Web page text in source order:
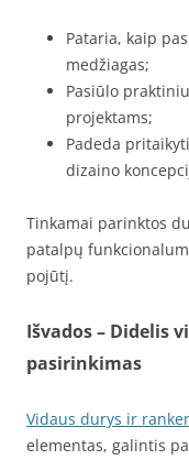
Pataria, kaip
medžiagas;
Pasiūlo
projektams;
Padeda
dizaino
Tinkamai parinktos
patalpų
pojūtį.
Išvados – Didelis
pasirinkimas
Vidaus durys ir
elementas, galintis